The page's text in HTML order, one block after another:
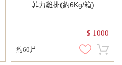
菲力雞排(約6Kg/箱)
$ 1000
約60片